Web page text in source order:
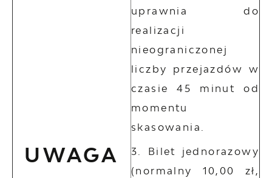
UWAGA
uprawnia do
realizacji
nieograniczonej
liczby przejazdów w
czasie 45 minut od
momentu
skasowania.
Bilet jednorazowy
(normalny 10,00 zł,